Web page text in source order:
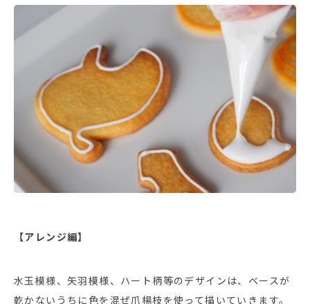
【アレンジ編】
水玉模様、矢羽模様、ハート柄等のデザインは、ベースが
乾かないうちに色を混ぜ爪楊枝を使って描いていきます。